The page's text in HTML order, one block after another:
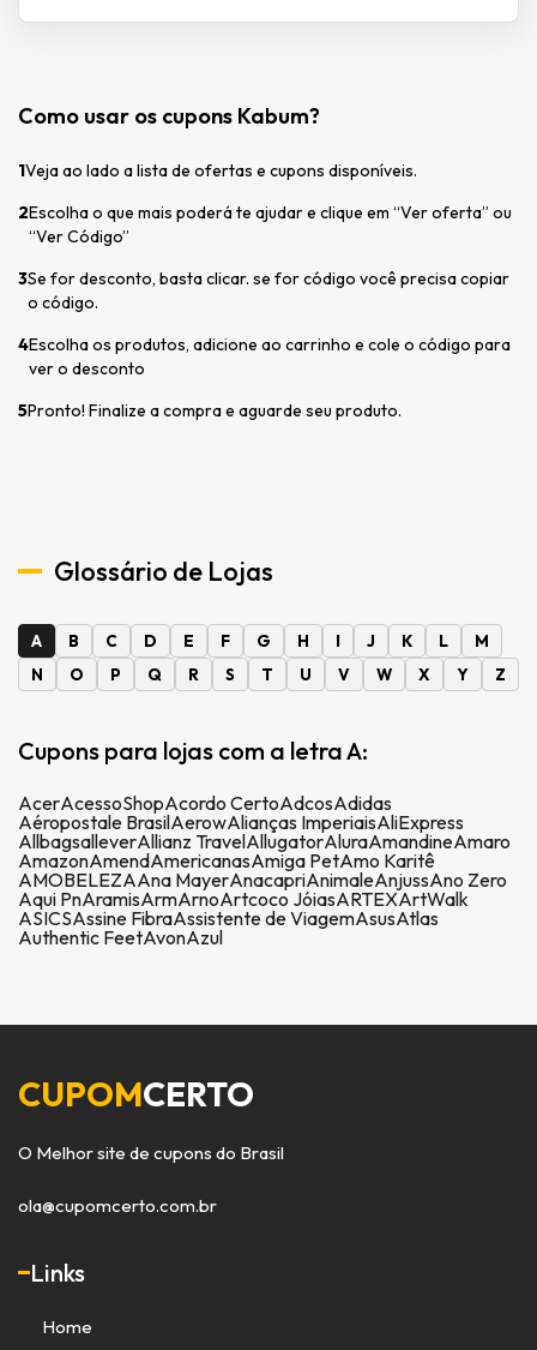
Como usar os cupons Kabum?
1Veja ao lado a lista de ofertas e cupons disponíveis.
2Escolha o que mais poderá te ajudar e clique em “Ver oferta” ou
“Ver Código”
3Se for desconto, basta clicar. se for código você precisa copiar
o código.
4Escolha os produtos, adicione ao carrinho e cole o código para
ver o desconto
5Pronto! Finalize a compra e aguarde seu produto.
Glossário de Lojas
A B C D E F G H I J K L
M
N
O P Q R S T U V W X Y Z
Cupons para lojas com a letra A:
AcerAcessoShopAcordo CertoAdcosAdidas
Aéropostale BrasilAerowAlianças ImperiaisAliExpress
AllbagsalleverAllianz TravelAllugatorAluraAmandineAmaro
AmazonAmendAmericanasAmiga PetAmo Karitê
AMOBELEZAAna MayerAnacapriAnimaleAnjussAno Zero
Aqui PnAramisArmArnoArtcoco JóiasARTEXArtWalk
ASICSAssine FibraAssistente de ViagemAsusAtlas
Authentic FeetAvonAzul
CUPOMCERTO
O Melhor site de cupons do Brasil
ola@cupomcerto.com.br
Links
Home